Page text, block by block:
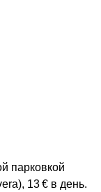
парковкой
13 € в день.